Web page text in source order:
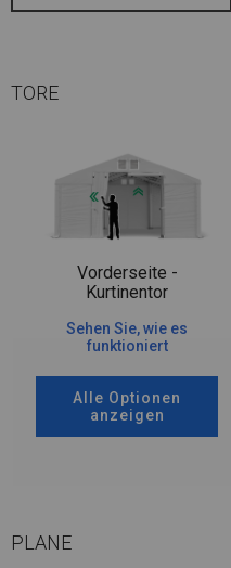
TORE
Vorderseite -
Kurtinentor
Sehen Sie, wie es
funktioniert
Alle Optionen
anzeigen
PLANE